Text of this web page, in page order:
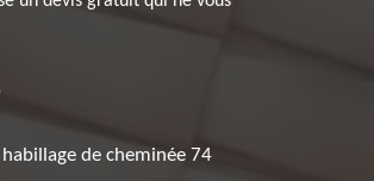
de cheminée 74